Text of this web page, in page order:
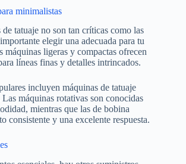
minimalistas
tatuaje no son tan críticas como las
elegir una adecuada para tu
máquinas ligeras y compactas ofrecen
líneas finas y detalles intrincados.
incluyen máquinas de tatuaje
máquinas rotativas son conocidas
mientras que las de bobina
consistente y una excelente respuesta.